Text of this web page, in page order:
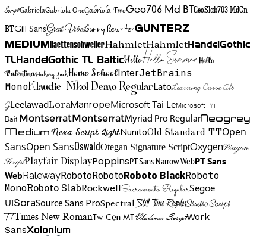
ScriptGabriolaGabriola OneGabriola TwoGeo706 Md BTGeoSlab703 MdCn
BTGill SansGreat VibesGunny RewriterGunterz
Medium HaettenschweilerHahmletHahmletHandelGothic
TLHandelGothic TL BalticHelloHello SummerHello
ValentinaHickory JackHome SchoolInterJetBrains
MonoKlaudie Nikol Demo RegularLatoLearning Curve Alt
GLeelawadLoraManropeMicrosoft Tai LeMicrosoft Yi
BaitiMontserratMontserratMyriad Pro RegularNeogrey
MediumNexa Script LightNunitoOld Standard TTOpen
SansOpen SansOswaldOtegan Signature ScriptOxygenPinyon
ScriptPlayfair DisplayPoppinsPT Sans Narrow WebPT Sans
WebRalewayRobotoRobotoRoboto BlackRoboto
MonoRoboto SlabRockwellSacramento RegularSegoe
UISoraSource Sans ProSpectralStill Time RegularStudio Script
TTTimes New RomanTw Cen MTVladimir ScriptWork
SansXolonium